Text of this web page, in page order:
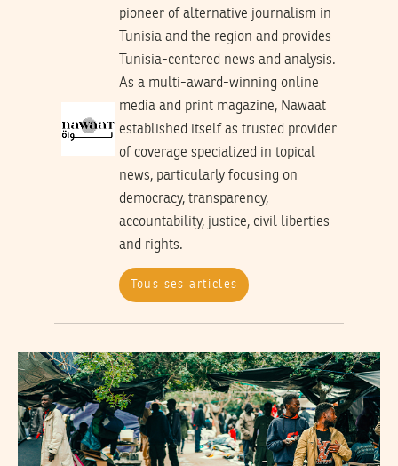
pioneer of alternative journalism in
Tunisia and the region and provides
Tunisia-centered news and analysis.
As a multi-award-winning online
media and print magazine, Nawaat
established itself as trusted provider
of coverage specialized in topical
news, particularly focusing on
democracy, transparency,
accountability, justice, civil liberties
and rights.
Tous ses articles